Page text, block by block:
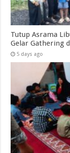
Tutup Asrama
Gelar Gathering
5 days ago